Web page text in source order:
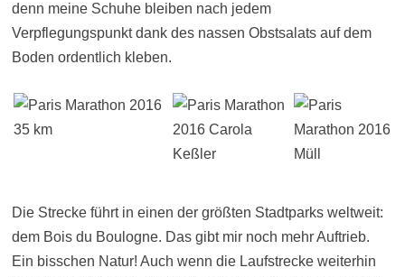
denn meine Schuhe bleiben nach jedem
Verpflegungspunkt dank des nassen Obstsalats auf dem
Boden ordentlich kleben.
Die Strecke führt in einen der größten Stadtparks weltweit:
dem Bois du Boulogne. Das gibt mir noch mehr Auftrieb.
Ein bisschen Natur! Auch wenn die Laufstrecke weiterhin